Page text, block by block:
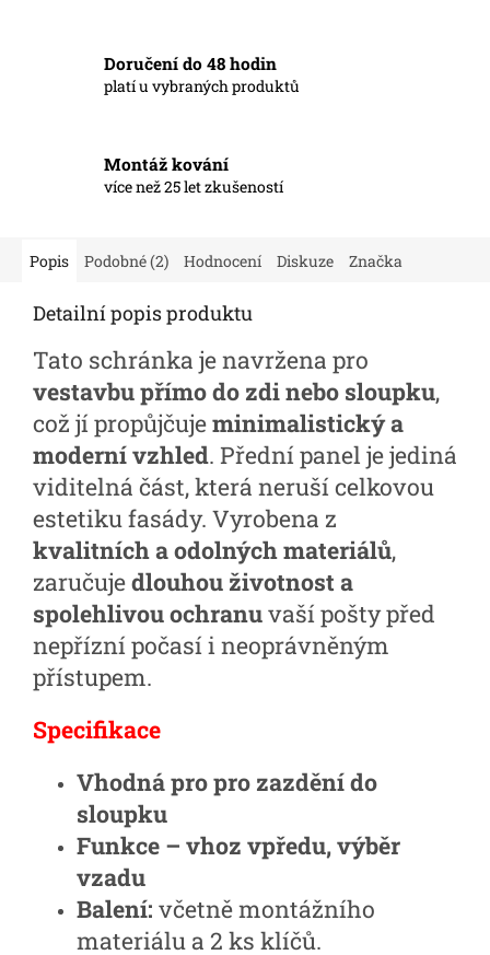
Doručení do 48 hodin
platí u vybraných produktů
Montáž kování
více než 25 let zkušeností
Popis Podobné (2) Hodnocení Diskuze Značka
Detailní popis produktu
Tato schránka je navržena pro
vestavbu přímo do zdi nebo sloupku,
což jí propůjčujeminimalistický a
moderní vzhled. Přední panel je jediná
viditelná část, která neruší celkovou
estetiku fasády. Vyrobena z
kvalitních a odolných materiálů,
zaručujedlouhou životnost a
spolehlivou ochranuvaší pošty před
nepřízní počasí i neoprávněným
přístupem.
Specifikace
Vhodná pro pro zazdění do
sloupku
Funkce – vhoz vpředu, výběr
vzadu
Balení: včetně montážního
materiálu a 2 ks klíčů.